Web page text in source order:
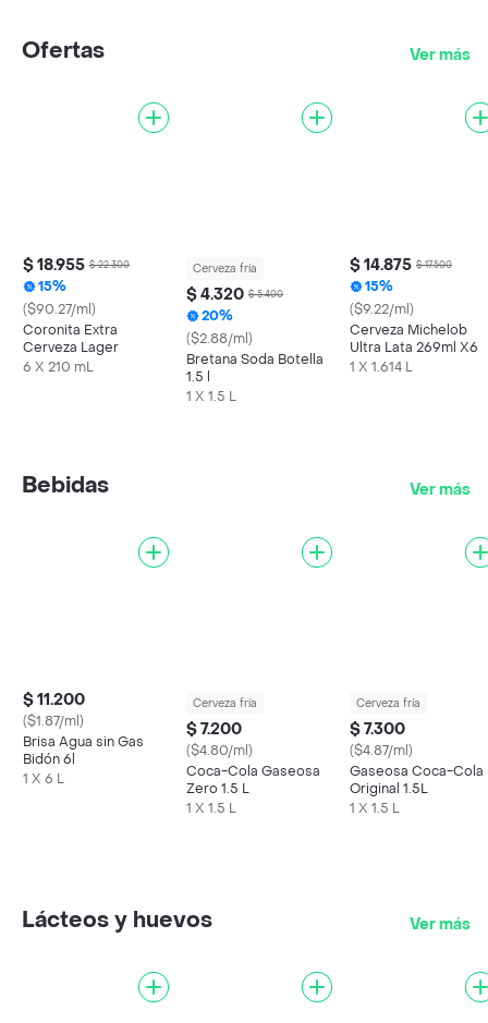
Ofertas Ver más
$ 18.955 $ 22.300
15%
($90.27/ml)
Coronita Extra
Cerveza Lager
6 X 210 mL
Cerveza fría
$ 4.320 $ 5.400
20%
($2.88/ml)
Bretana Soda Botella
1.5 l
1 X 1.5 L
$ 14.875 $ 17.500
15%
($9.22/ml)
Cerveza Michelob
Ultra Lata 269ml X6
1 X 1.614 L
Bebidas Ver más
$ 11.200
($1.87/ml)
Brisa Agua sin Gas
Bidón 6l
1 X 6 L
Cerveza fría
$ 7.200
($4.80/ml)
Coca-Cola Gaseosa
Zero 1.5 L
1 X 1.5 L
Cerveza fría
$ 7.300
($4.87/ml)
Gaseosa Coca-Cola
Original 1.5L
1 X 1.5 L
Lácteos y huevos Ver más